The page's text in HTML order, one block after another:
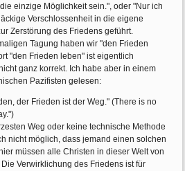
einzige Möglichkeit sein.", oder "Nur ich
Verschlossenheit in die eigene
Zerstörung des Friedens geführt.
Tagung haben wir "den Frieden
"den Frieden leben" ist eigentlich
ganz korrekt. Ich habe aber in einem
Pazifisten gelesen:
der Frieden ist der Weg." (There is no
Weg oder keine technische Methode
nicht möglich, dass jemand einen solchen
müssen alle Christen in dieser Welt von
Verwirklichung des Friedens ist für